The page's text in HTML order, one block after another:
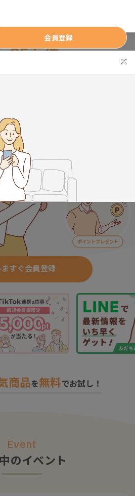
会員登録
85万件
品を無料で試せる！
ますぐ会員登録
商品を無料でお試し！
Event
のイベント